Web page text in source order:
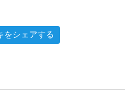
をシェアする